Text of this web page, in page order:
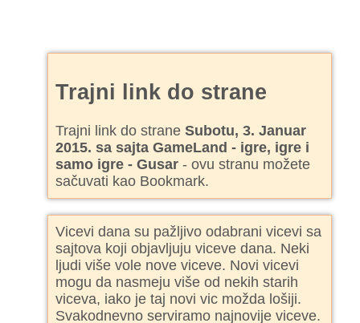
Trajni link do strane
Trajni link do straneSubotu, 3. Januar
2015. sa sajta GameLand - igre, igre i
samo igre - Gusar - ovu stranu možete
sačuvati kao Bookmark.
Vicevi dana su pažljivo odabrani vicevi sa
sajtova koji objavljuju viceve dana. Neki
ljudi više vole nove viceve. Novi vicevi
mogu da nasmeju više od nekih starih
viceva, iako je taj novi vic možda lošiji.
Svakodnevno serviramo najnovije viceve.